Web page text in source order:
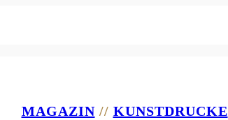
MAGAZIN// KUNSTDRUCKE